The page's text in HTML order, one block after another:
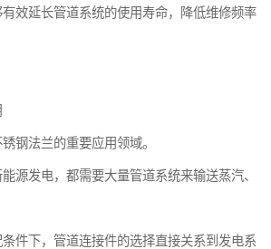
效延长管道系统的使用寿命，降低维修频率
钢法兰的重要应用领域。
源发电，都需要大量管道系统来输送蒸汽、
件下，管道连接件的选择直接关系到发电系